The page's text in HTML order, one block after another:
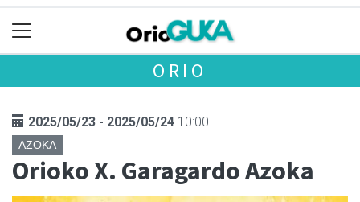
ORIO
2025/05/23 - 2025/05/24 10:00
AZOKA
Orioko X. Garagardo Azoka